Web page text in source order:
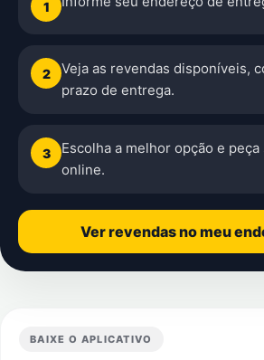
1
2
Veja as revendas disponíveis,
prazo de entrega.
3
Escolha a melhor opção e peça
online.
Ver revendas no meu
BAIXE O APLICATIVO